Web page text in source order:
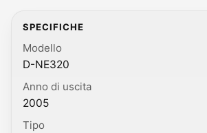
SPECIFICHE
Modello
D-NE320
Anno di uscita
2005
Tipo